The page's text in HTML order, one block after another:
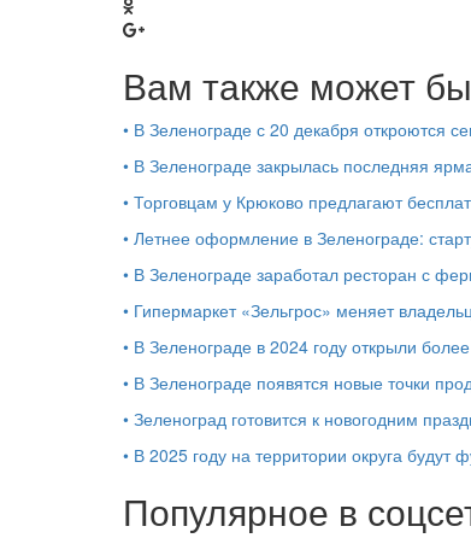
Вам также может
• В Зеленограде с 20 декабря откроются
• В Зеленограде закрылась последняя
• Торговцам у Крюково предлагают
• Летнее оформление в Зеленограде:
• В Зеленограде заработал ресторан с
• Гипермаркет «Зельгрос» меняет
• В Зеленограде в 2024 году открыли
• В Зеленограде появятся новые точки
• Зеленоград готовится к новогодним
• В 2025 году на территории округа будут
Популярное в